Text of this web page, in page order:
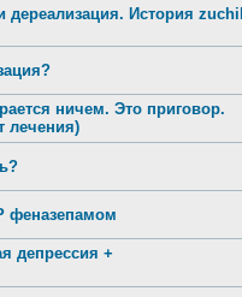
дереализация. История
ничем. Это приговор.
лечения)
феназепамом
депрессия +